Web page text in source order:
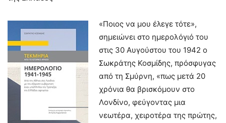
«Ποιος να μου έλεγε τότε»,
σημειώνει στο ημερολόγιό του
στις 30 Αυγούστου του 1942 ο
Σωκράτης Κοσμίδης, πρόσφυγας
από τη Σμύρνη, «πως μετά 20
χρόνια θα βρισκόμουν στο
Λονδίνο, φεύγοντας μια
νεωτέρα, χειροτέρα της πρώτης,